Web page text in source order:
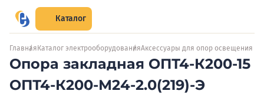
Каталог
Главная Каталог электрооборудованияАксессуары для опор освещения
Опора закладная ОПТ4-К200-15
ОПТ4-К200-М24-2.0(219)-Э